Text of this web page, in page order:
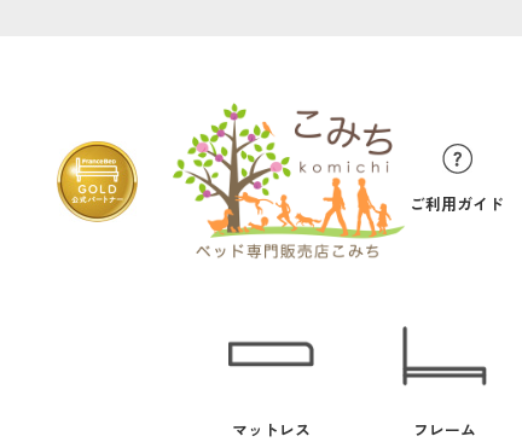
ご利用ガイド
マットレス フレーム